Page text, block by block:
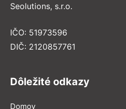
Seolutions, s.r.o.
IČO: 51973596
DIČ: 2120857761
Dôležité odkazy
Domov